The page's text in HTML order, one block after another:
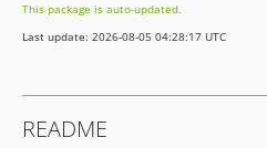
1.7.0
1.6.0
1.1.0
This package is auto-updated.
Last update: 2026-08-05 04:28:17 UTC
README